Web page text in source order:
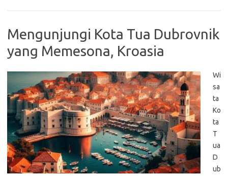
Mengunjungi Kota Tua Dubrovnik
yang Memesona, Kroasia
Wi
sa
ta
Ko
ta
T
ua
D
ub